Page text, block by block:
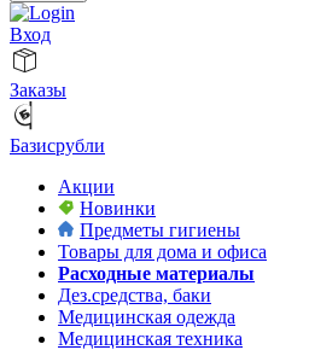
Вход
Заказы
Базисрубли
Акции
Новинки
Предметы гигиены
Товары для дома и офиса
Расходные материалы
Дез.средства, баки
Медицинская одежда
Медицинская техника